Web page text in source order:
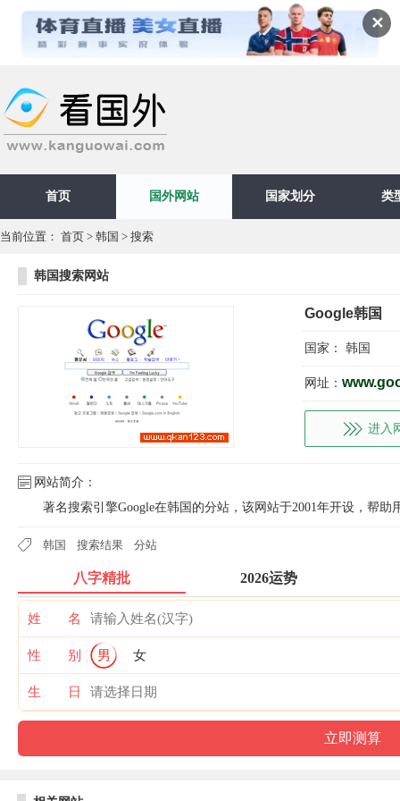
✕
首页 国外网站 国家划分 类
当前位置： 首页 > 韩国 > 搜索
韩国搜索网站
Google韩国
国家： 韩国
网址：
进入
网站简介：
著名搜索引擎Google在韩国的分站，该网站于2001年开设，帮
韩国 搜索结果 分站
八字精批 2026运势
姓 名
性 别 男 女
生 日